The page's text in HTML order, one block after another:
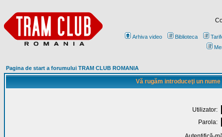
Arhiva video Biblioteca
Pagina de start a forumului TRAM CLUB ROMANIA
Vă rugăm introduceţi un
Utilizator:
Parola: